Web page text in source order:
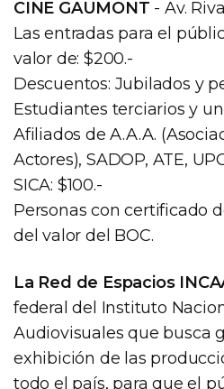
CINE GAUMONT - Av.
Las entradas para el
valor de: $200.-
Descuentos: Jubilados y
Estudiantes terciarios y
Afiliados de A.A.A.
Actores), SADOP, ATE,
SICA: $100.-
Personas con certificado
del valor del BOC.
La Red de Espacios
federal del Instituto
Audiovisuales que busca
exhibición de las
todo el país, para que el